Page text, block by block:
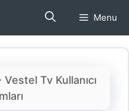
Menu
Vestel Tv Kullanıcı